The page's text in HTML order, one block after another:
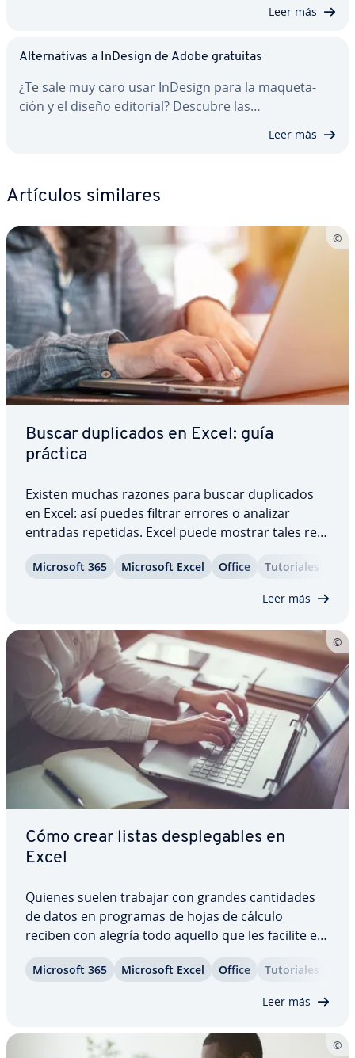
Leer más
Al­te­r­na­ti­vas a InDesign de Adobe gratuitas
¿Te sale muy caro usar InDesign para la ma­que­ta­
ción y el diseño editorial? Descubre las…
Leer más
Artículos similares
Buscar du­pli­ca­dos en Excel: guía
práctica
Existen muchas razones para buscar du­pli­ca­dos
en Excel: así puedes filtrar errores o analizar
entradas repetidas. Excel puede mostrar tales re­
pe­ti­cio­nes au­to­má­ti­ca­me­n­te con marcas de color
que permiten ide­n­ti­fi­car­las de un vistazo. Esta
Microsoft 365 Microsoft Excel Office Tu­to­ria­les
Leer más
Cómo crear listas de­s­ple­ga­bles en
Excel
Quienes suelen trabajar con grandes ca­n­ti­da­des
de datos en programas de hojas de cálculo
reciben con alegría todo aquello que les facilite el
tra­ta­mie­n­to de los datos. En Excel, las listas de­s­
ple­ga­bles ayudan a ello. Con la lista de­s­ple­ga­ble
Microsoft 365 Microsoft Excel Office Tu­to­ria­les
Leer más